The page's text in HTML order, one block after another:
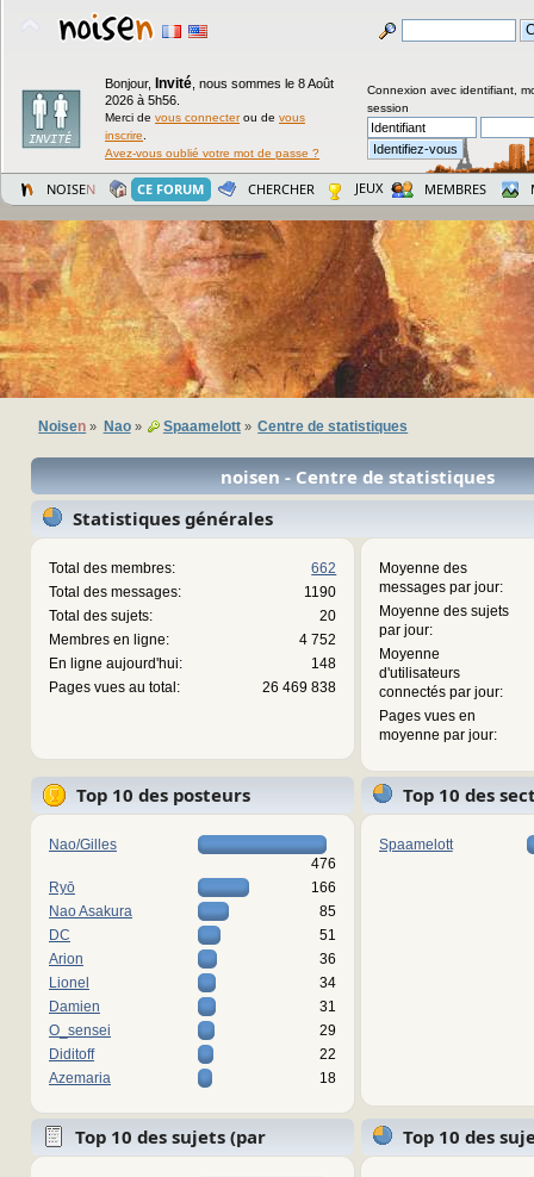
Bonjour, Invité nous sommes le 8 Août
2026 à 5h56.
Merci de vous connecterou de vous
inscrire
Avez-vous oublié votre mot de passe ?
Connexion avec identifiant,
session
NOISEN CE FORUM CHERCHER JEUX MEMBRES
Noisen » Nao» Spaamelott» Centre de statistiques
noisen - Centre de statistiques
Statistiques générales
Total des membres:
662
Total des messages:
1190
Total des sujets:
20
Membres en ligne:
4 752
En ligne aujourd'hui:
148
Pages vues au total:
26 469 838
Moyenne des
messages par jour:
Moyenne des sujets
par jour:
Moyenne
d'utilisateurs
connectés par jour:
Pages vues en
moyenne par jour:
Top 10 des posteurs
Nao/Gilles
476
Ryō
166
Nao Asakura
85
DC
51
Arion
36
Lionel
34
Damien
31
O_sensei
29
Diditoff
22
Azemaria
18
Top 10 des
Spaamelott
Top 10 des sujets (par
Top 10 des